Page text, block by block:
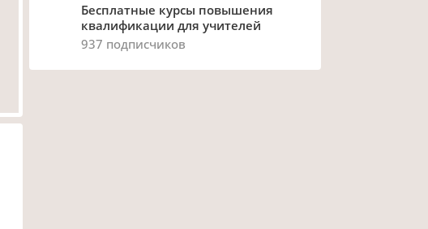
Бесплатные курсы повышения
квалификации для учителей
937 подписчиков